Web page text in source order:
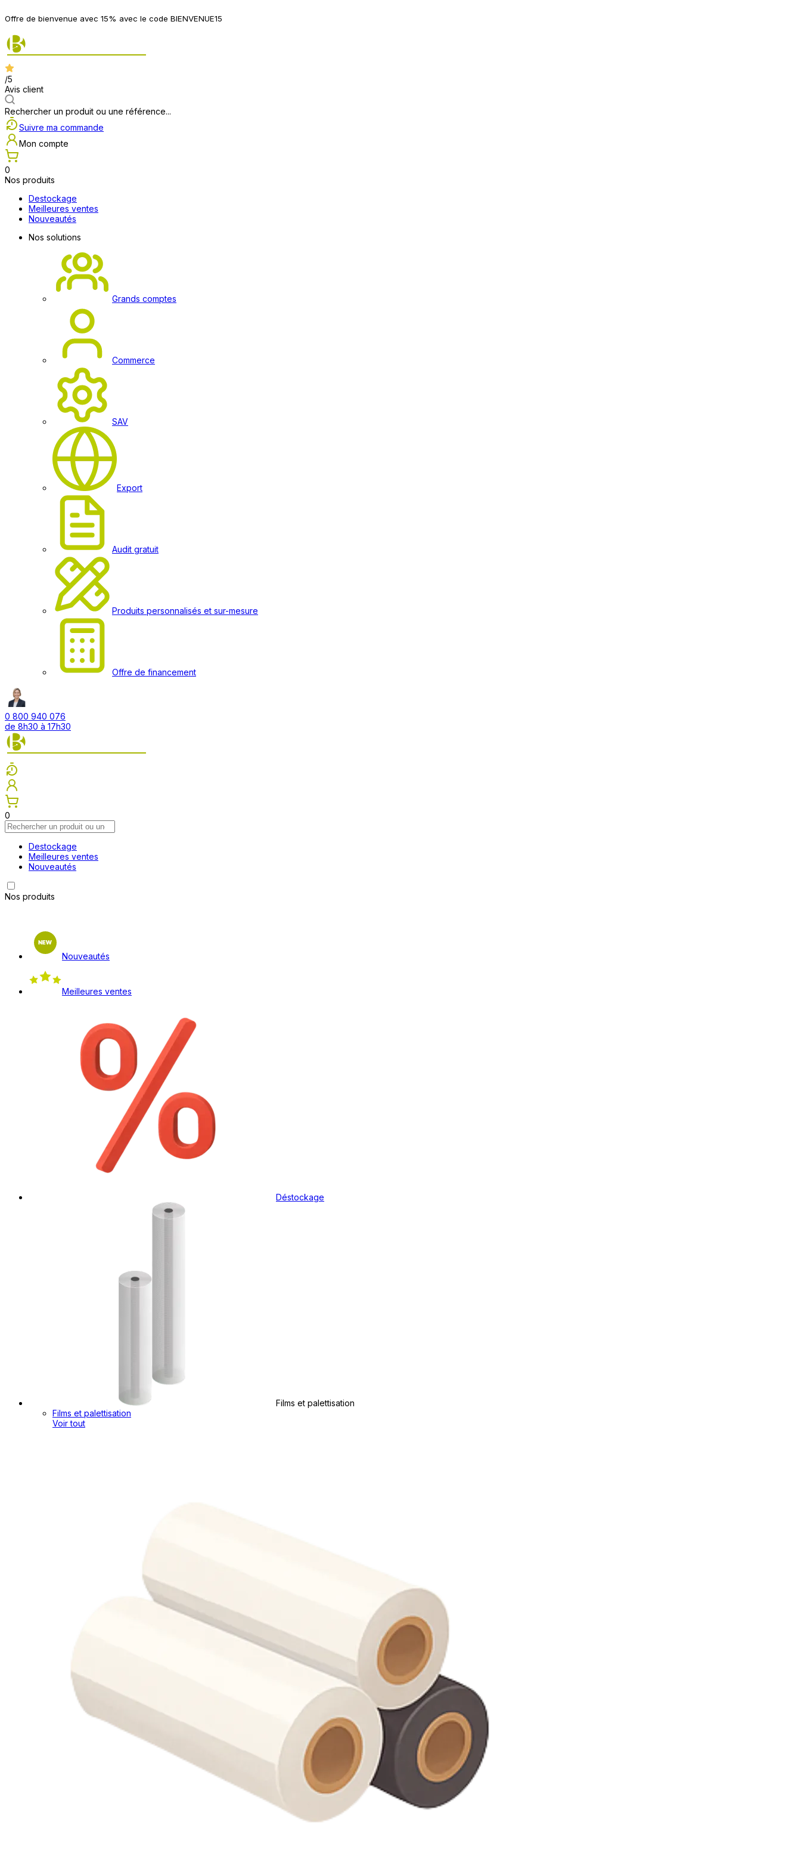
Offre de bienvenue avec 15% avec le code BIENVENUE15
/5
Avis client
Rechercher un produit ou une référence...
Suivre ma commande
Mon compte
0
Nos produits
Destockage
Meilleures ventes
Nouveautés
Nos solutions
Grands comptes
Commerce
SAV
Export
Audit gratuit
Produits personnalisés et sur-mesure
Offre de financement
0 800 940 076
de 8h30 à 17h30
0
Destockage
Meilleures ventes
Nouveautés
Nos produits
Nouveautés
Meilleures ventes
Déstockage
Films et palettisation
Films et palettisation
Voir tout